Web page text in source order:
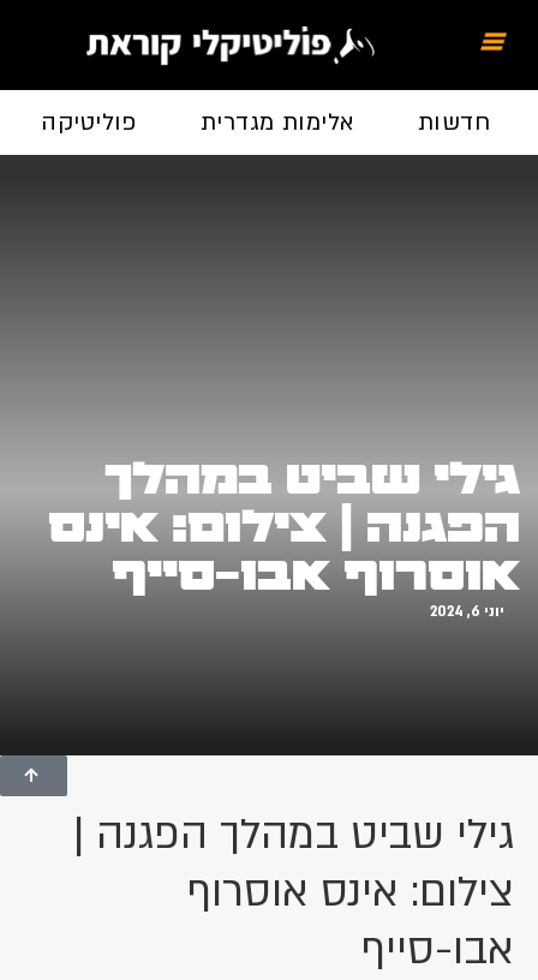
חדשות אלימות מגדרית פוליטיקה
גילי שביט במהלך
הפגנה | צילום: אינס
אוסרוף אבו-סייף
יוני 6, 2024
גילי שביט במהלך הפגנה |
צילום: אינס אוסרוף
אבו-סייף